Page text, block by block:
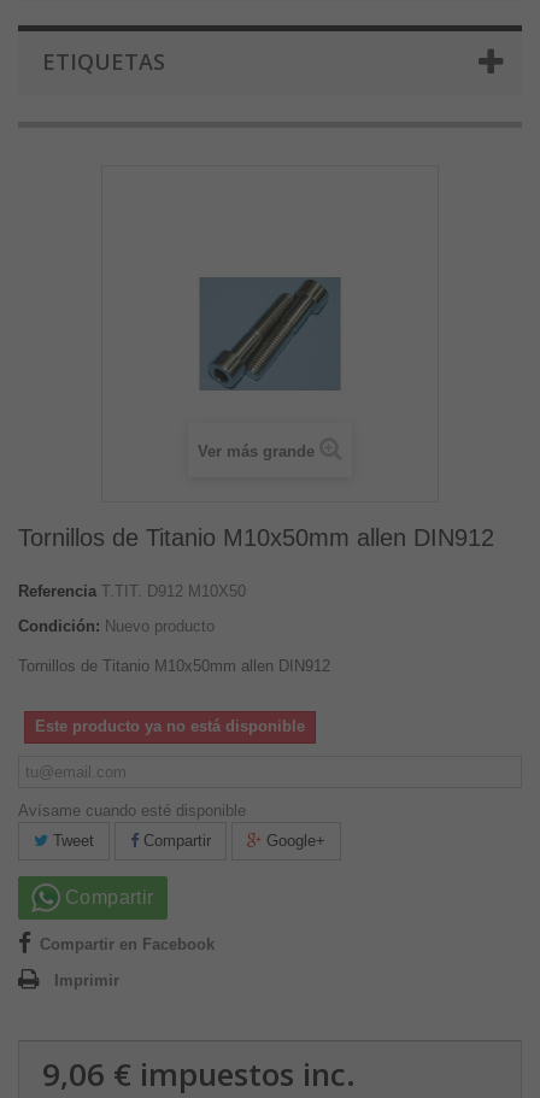
ETIQUETAS
Ver más grande
Tornillos de Titanio M10x50mm allen DIN912
Referencia T.TIT. D912 M10X50
Condición: Nuevo producto
Tornillos de Titanio M10x50mm allen DIN912
Este producto ya no está disponible
Avísame cuando esté disponible
Tweet
Compartir Google+
Compartir
Compartir en Facebook
Imprimir
9,06 € impuestos inc.